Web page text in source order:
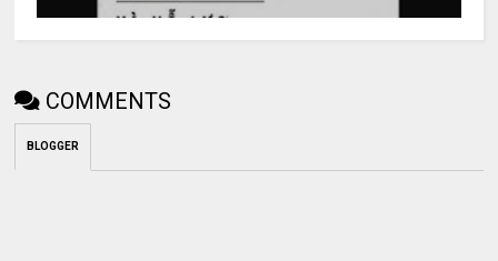
COMMENTS
BLOGGER